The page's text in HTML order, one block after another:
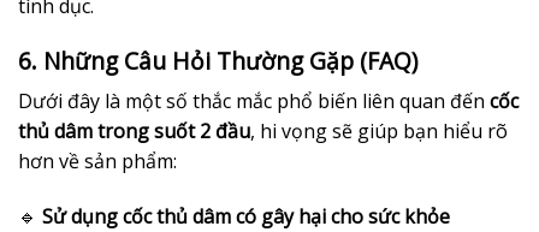
tình dục.
6. Những Câu Hỏi Thường Gặp (FAQ)
Dưới đây là một số thắc mắc phổ biến liên quan đến cốc
thủ dâm trong suốt 2 đầu, hi vọng sẽ giúp bạn hiểu rõ
hơn về sản phẩm:
🔹 Sử dụng cốc thủ dâm có gây hại cho sức khỏe